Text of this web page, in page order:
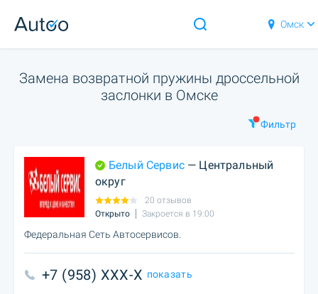
Омск
Замена возвратной пружины дроссельной
заслонки в Омске
Фильтр
Белый Сервис— Центральный
округ
20 отзывов
Открыто
Закроется в 19:00
Федеральная Сеть Автосервисов.
+7 (958) XXX-X показать